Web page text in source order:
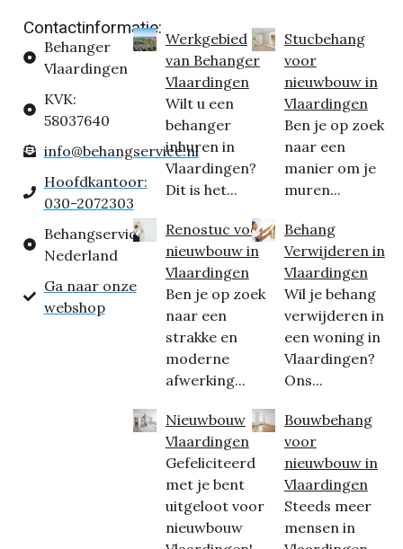
Contactinformatie:
Behanger
Vlaardingen
KVK:
58037640
info@behangservice.nl
Hoofdkantoor:
030-2072303
Behangservice
Nederland
Ga naar onze
webshop
Werkgebied
van Behanger
Vlaardingen
Wilt u een
behanger
inhuren in
Vlaardingen?
Dit is het...
Renostuc voor
nieuwbouw in
Vlaardingen
Ben je op zoek
naar een
strakke en
moderne
afwerking...
Nieuwbouw
Vlaardingen
Gefeliciteerd
met je bent
uitgeloot voor
nieuwbouw
Stucbehang
voor
nieuwbouw in
Vlaardingen
Ben je op zoek
naar een
manier om je
muren...
Behang
Verwijderen in
Vlaardingen
Wil je behang
verwijderen in
een woning in
Vlaardingen?
Ons...
Bouwbehang
voor
nieuwbouw in
Vlaardingen
Steeds meer
mensen in